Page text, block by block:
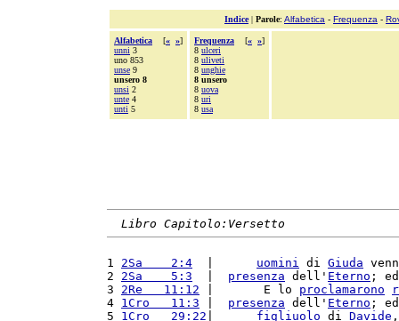
Indice| Parole: Alfabetica - Frequenza -
Alfabetica [« »]
unni 3
uno 853
unse 9
unsero 8
unsi 2
unte 4
unti 5
Frequenza [« »]
8 ulceri
8 uliveti
8 unghie
8 unsero
8 uova
8 uri
8 usa
Libro Capitolo:Versetto
1 2Sa    2:4 uomini di Giuda
2 2Sa    5:3 presenza dell' Eterno ;
3 2Re   11:12 |       E lo proclamarono
4 1Cro   11:3 presenza dell' Eterno ;
5 1Cro   29:22 figliuolo di Davide